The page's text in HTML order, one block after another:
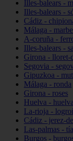
Illes-balears -
Illes-balears -
Cádiz -
Málaga -
A-coruña -
Illes-balears -
Girona - lloret-
Segovia -
Gipuzkoa -
Málaga - ronda
Girona - roses
Huelva - huelva
La-rioja -
Cádiz - jerez-
Las-palmas -
Burgos -